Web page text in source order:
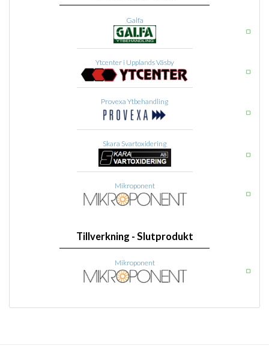
Galfa
Ytcenter i Upplands Väsby
Provexa Ytbehandling
Skara Svartoxidering
Mikroponent
Tillverkning - Slutprodukt
Mikroponent